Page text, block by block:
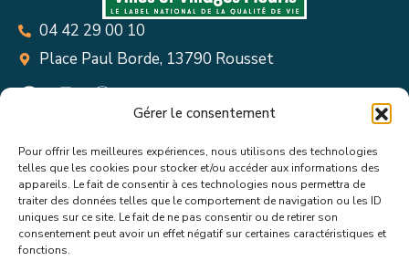
Gérer le consentement
Pour offrir les meilleures expériences, nous utilisons des technologies
telles que les cookies pour stocker et/ou accéder aux informations des
appareils. Le fait de consentir à ces technologies nous permettra de
traiter des données telles que le comportement de navigation ou les ID
uniques sur ce site. Le fait de ne pas consentir ou de retirer son
consentement peut avoir un effet négatif sur certaines caractéristiques et
fonctions.
04 42 29 00 10
Place Paul Borde, 13790 Rousset
Suivez toutes les informations &
actualités de votre ville !